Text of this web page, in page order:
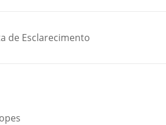
de Esclarecimento